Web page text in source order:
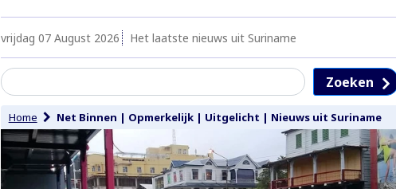
vrijdag 07 August 2026 Het laatste nieuws uit Suriname
Zoeken
Home Net Binnen | Opmerkelijk| Uitgelicht | Nieuws uit Suriname